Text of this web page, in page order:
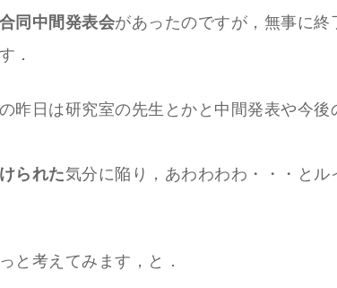
同中間発表会があったのですが，無事に終
．
昨日は研究室の先生とかと中間発表や今後
られた気分に陥り，あわわわわ・・・とル
と考えてみます，と．